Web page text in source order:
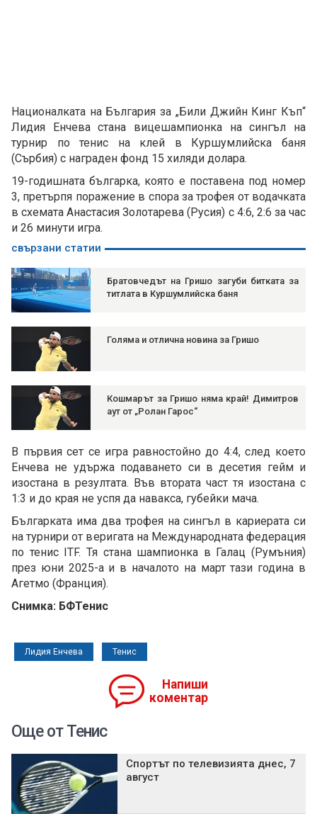
Националката на България за „Били Джийн Кинг Къп“
Лидия Енчева стана вицешампионка на сингъл на
турнир по тенис на клей в Куршумлийска баня
(Сърбия) с награден фонд 15 хиляди долара.
19-годишната българка, която е поставена под номер
3, претърпя поражение в спора за трофея от водачката
в схемата Анастасия Золотарева (Русия) с 4:6, 2:6 за час
и 26 минути игра.
свързани статии
Братовчедът на Гришо загуби битката за
титлата в Куршумлийска баня
Голяма и отлична новина за Гришо
Кошмарът за Гришо няма край! Димитров
аут от „Ролан Гарос“
В първия сет се игра равностойно до 4:4, след което
Енчева не удържа подаването си в десетия гейм и
изостана в резултата. Във втората част тя изостана с
1:3 и до края не успя да навакса, губейки мача.
Българката има два трофея на сингъл в кариерата си
на турнири от веригата на Международната федерация
по тенис ITF. Тя стана шампионка в Галац (Румъния)
през юни 2025-а и в началото на март тази година в
Агетмо (Франция).
Снимка: БФТенис
Лидия Енчева Тенис
Напиши
коментар
Още от Тенис
Спортът по телевизията днес, 7
август